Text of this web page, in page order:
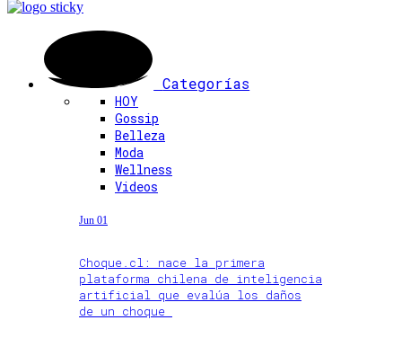
Categorías
HOY
Gossip
Belleza
Moda
Wellness
Videos
Jun 01
Choque.cl: nace la primera
plataforma chilena de inteligencia
artificial que evalúa los daños
de un choque